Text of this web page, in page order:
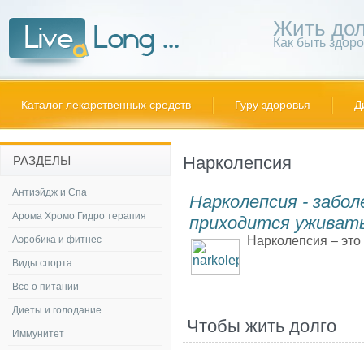
Жить
Как быть
Каталог лекарственных средств Гуру здоровья
Нарколепсия
Нарколепсия -
приходится
Нарколепсия –
Чтобы жить долго
РАЗДЕЛЫ
Антиэйдж и Спа
Арома Хромо Гидро терапия
Аэробика и фитнес
Виды спорта
Все о питании
Диеты и голодание
Иммунитет